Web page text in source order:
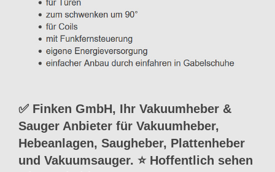
✅ Finken GmbH, Ihr Vakuumheber &
Sauger Anbieter für Vakuumheber,
Hebeanlagen, Saugheber, Plattenheber
und Vakuumsauger. ⭐ Hoffentlich sehen